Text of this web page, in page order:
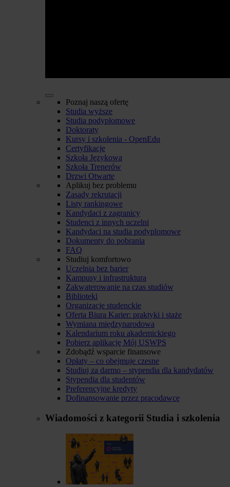
Poznaj naszą ofertę
Studia wyższe
Studia podyplomowe
Doktoraty
Kursy i szkolenia - OpenEdu
Certyfikacje
Szkoła Językowa
Szkoła Trenerów
Drzwi Otwarte
Aplikuj bez problemu
Zasady rekrutacji
Listy rankingowe
Kandydaci z zagranicy
Studenci z innych uczelni
Kandydaci na studia podyplomowe
Dokumenty do pobrania
FAQ
Studiuj komfortowo
Uczelnia bez barier
Kampusy i infrastruktura
Zakwaterowanie na czas studiów
Biblioteki
Organizacje studenckie
Oferta Biura Karier: praktyki i staże
Wymiana międzynarodowa
Kalendarium roku akademickiego
Pobierz aplikację Mój USWPS
Zdobądź wsparcie finansowe
Opłaty – co obejmuje czesne
Studiuj za darmo – stypendia dla kandydatów
Stypendia dla studentów
Preferencyjne kredyty
Dofinansowanie przez pracodawcę
Wiadomości z kategorii Studia i szkolenia